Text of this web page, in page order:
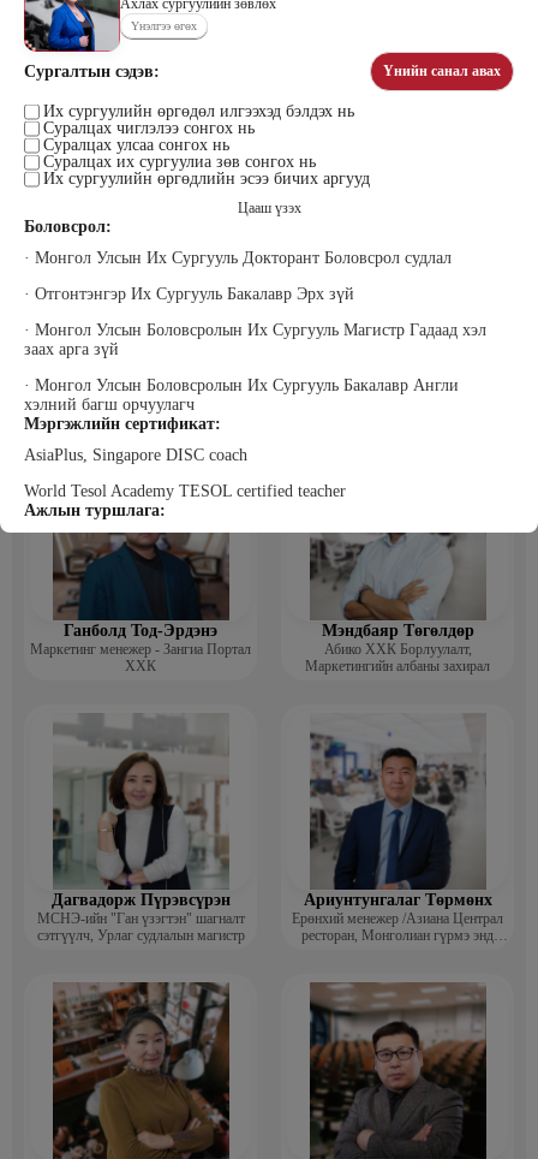
Ахлах сургуулийн зөвлөх
Үнэлгээ өгөх
Сургалтын сэдэв: Үнийн санал авах
Их сургуулийн өргөдөл илгээхэд бэлдэх нь
Суралцах чиглэлээ сонгох нь
Суралцах улсаа сонгох нь
Суралцах их сургуулиа зөв сонгох нь
Их сургуулийн өргөдлийн эсээ бичих аргууд
Цааш үзэх
Боловсрол:
· Монгол Улсын Их Сургууль Докторант Боловсрол судлал
· Отгонтэнгэр Их Сургууль Бакалавр Эрх зүй
· Монгол Улсын Боловсролын Их Сургууль Магистр Гадаад хэл
заах арга зүй
· Монгол Улсын Боловсролын Их Сургууль Бакалавр Англи
хэлний багш орчуулагч
Мэргэжлийн сертификат:
AsiaPlus, Singapore DISC coach
World Tesol Academy TESOL certified teacher
Ажлын туршлага:
· Career Counselor Tomyo School of Ulaanbaatar 2022-одоог хүртэл
· English Language Composition Teacher Hobby School of Ulaanbaatar
2018-2022
· Head of Foreign Language Teacher Shine Mongol Harumafuji School
2015-2018
· Bangalore University, India 2012-2014
Наран анд консалтинг” ХХК-ийн
Захирал
Бээжин Солонгоо
Франклинкови Монгол ХХК
Уранбор Сэмбэрүү
Прус Центр ХХК-ийн Хяналт
шинжилгээ үнэлгээний дарга
ISO4500; ISO9001 нэгдсэн
тогтолцооны хэрэгжүүлэгч
Болор Үйлсийн Үндэс ТББ-ийн
үүсгэн байгуулагч, Зүрх сэтгэлийн
Ганболд Тод-Эрдэнэ
Маркетинг менежер - Зангиа Портал
ХХК
Мэндбаяр Төгөлдөр
Абико ХХК Борлуулалт,
Маркетингийн албаны захирал
Дагвадорж Пүрэвсүрэн
МСНЭ-ийн "Ган үзэгтэн" шагналт
сэтгүүлч, Урлаг судлалын магистр
Ариунтунгалаг Төрмөнх
Ерөнхий менежер /Азиана Централ
ресторан, Монголиан гүрмэ энд